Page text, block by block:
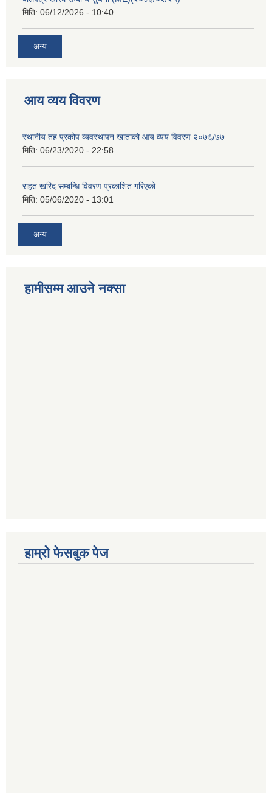
मिति: 06/12/2026 - 10:40
अन्य
आय व्यय विवरण
स्थानीय तह प्रकोप व्यवस्थापन खाताको आय व्यय विवरण २०७६/७७
मिति: 06/23/2020 - 22:58
राहत खरिद सम्बन्धि विवरण प्रकाशित गरिएको
मिति: 05/06/2020 - 13:01
अन्य
हामीसम्म आउने नक्सा
हाम्रो फेसबुक पेज